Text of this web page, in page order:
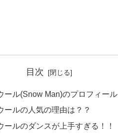
目次
ール(Snow Man)のプロフィール
ールの人気の理由は？？
ールのダンスが上手すぎる！！